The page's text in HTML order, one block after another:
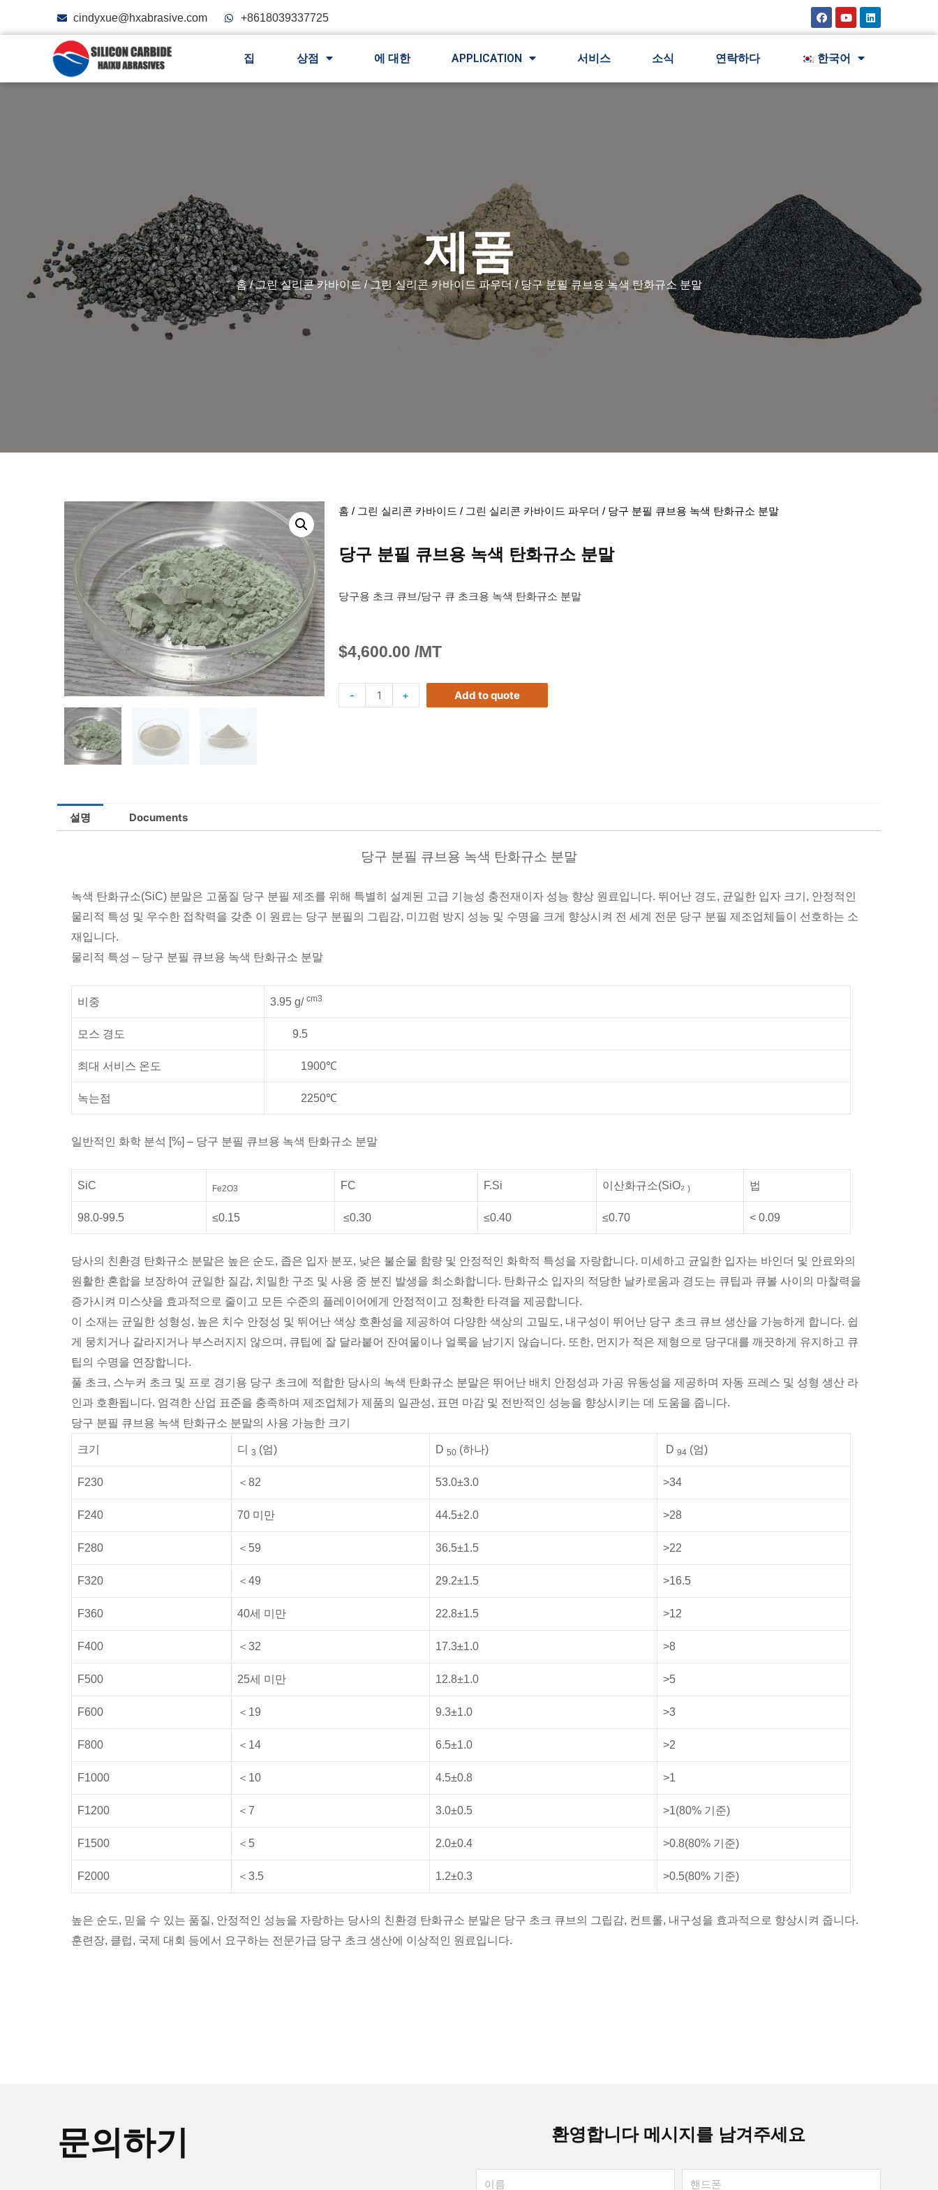
cindyxue@hxabrasive.com +8618039337725
집 상점 에 대한 APPLICATION 서비스 소식 연락하다 한국어
제품
홈/그린 실리콘 카바이드 /그린 실리콘 카바이드 파우더/ 당구 분필 큐브용 녹색 탄화규소 분말
홈 / 그린 실리콘 카바이드 / 그린 실리콘 카바이드 파우더 / 당구 분필 큐브용 녹색 탄화규소 분말
당구 분필 큐브용 녹색 탄화규소 분말
당구용 초크 큐브/당구 큐 초크용 녹색 탄화규소 분말
$4,600.00 /MT
- + Add to quote
설명 Documents
당구 분필 큐브용 녹색 탄화규소 분말
녹색 탄화규소(SiC) 분말은 고품질 당구 분필 제조를 위해 특별히 설계된 고급 기능성 충전재이자 성능 향상 원료입니다. 뛰어난 경도, 균일한 입자 크기, 안정적인
물리적 특성 및 우수한 접착력을 갖춘 이 원료는 당구 분필의 그립감, 미끄럼 방지 성능 및 수명을 크게 향상시켜 전 세계 전문 당구 분필 제조업체들이 선호하는 소
재입니다.
물리적 특성 – 당구 분필 큐브용 녹색 탄화규소 분말
비중 3.95 g/ cm3
모스 경도 9.5
최대 서비스 온도 1900℃
녹는점 2250℃
일반적인 화학 분석 [%] – 당구 분필 큐브용 녹색 탄화규소 분말
SiC Fe2O3 FC F.Si 이산화규소(SiO₂ ) 법
98.0-99.5 ≤0.15 ≤0.30 ≤0.40 ≤0.70 < 0.09
당사의 친환경 탄화규소 분말은 높은 순도, 좁은 입자 분포, 낮은 불순물 함량 및 안정적인 화학적 특성을 자랑합니다. 미세하고 균일한 입자는 바인더 및 안료와의
원활한 혼합을 보장하여 균일한 질감, 치밀한 구조 및 사용 중 분진 발생을 최소화합니다. 탄화규소 입자의 적당한 날카로움과 경도는 큐팁과 큐볼 사이의 마찰력을
증가시켜 미스샷을 효과적으로 줄이고 모든 수준의 플레이어에게 안정적이고 정확한 타격을 제공합니다.
이 소재는 균일한 성형성, 높은 치수 안정성 및 뛰어난 색상 호환성을 제공하여 다양한 색상의 고밀도, 내구성이 뛰어난 당구 초크 큐브 생산을 가능하게 합니다. 쉽
게 뭉치거나 갈라지거나 부스러지지 않으며, 큐팁에 잘 달라붙어 잔여물이나 얼룩을 남기지 않습니다. 또한, 먼지가 적은 제형으로 당구대를 깨끗하게 유지하고 큐
팁의 수명을 연장합니다.
풀 초크, 스누커 초크 및 프로 경기용 당구 초크에 적합한 당사의 녹색 탄화규소 분말은 뛰어난 배치 안정성과 가공 유동성을 제공하며 자동 프레스 및 성형 생산 라
인과 호환됩니다. 엄격한 산업 표준을 충족하며 제조업체가 제품의 일관성, 표면 마감 및 전반적인 성능을 향상시키는 데 도움을 줍니다.
당구 분필 큐브용 녹색 탄화규소 분말의 사용 가능한 크기
크기 디 3 (엄) D 50 (하나) D 94 (엄)
F230 ＜82 53.0±3.0 >34
F240 70 미만 44.5±2.0 >28
F280 ＜59 36.5±1.5 >22
F320 ＜49 29.2±1.5 >16.5
F360 40세 미만 22.8±1.5 >12
F400 ＜32 17.3±1.0 >8
F500 25세 미만 12.8±1.0 >5
F600 ＜19 9.3±1.0 >3
F800 ＜14 6.5±1.0 >2
F1000 ＜10 4.5±0.8 >1
F1200 ＜7 3.0±0.5 >1(80% 기준)
F1500 ＜5 2.0±0.4 >0.8(80% 기준)
F2000 ＜3.5 1.2±0.3 >0.5(80% 기준)
높은 순도, 믿을 수 있는 품질, 안정적인 성능을 자랑하는 당사의 친환경 탄화규소 분말은 당구 초크 큐브의 그립감, 컨트롤, 내구성을 효과적으로 향상시켜 줍니다.
훈련장, 클럽, 국제 대회 등에서 요구하는 전문가급 당구 초크 생산에 이상적인 원료입니다.
문의하기 환영합니다 메시지를 남겨주세요